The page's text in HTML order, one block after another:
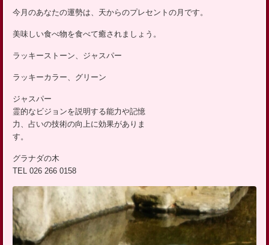
今月のあなたの運勢は、天からのプレセントの月です。
美味しい食べ物を食べて癒されましょう。
ラッキーストーン、ジャスパー
ラッキーカラー、グリーン
ジャスパー
霊的なビジョンを説明する能力や記憶
力、占いの技術の向上に効果がありま
す。
グラナダの木
TEL 026 266 0158